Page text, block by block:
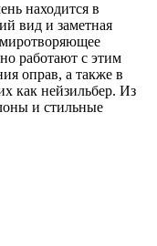
находится в
вид и заметная
работают с этим
оправ, а также в
как нейзильбер. Из
и стильные